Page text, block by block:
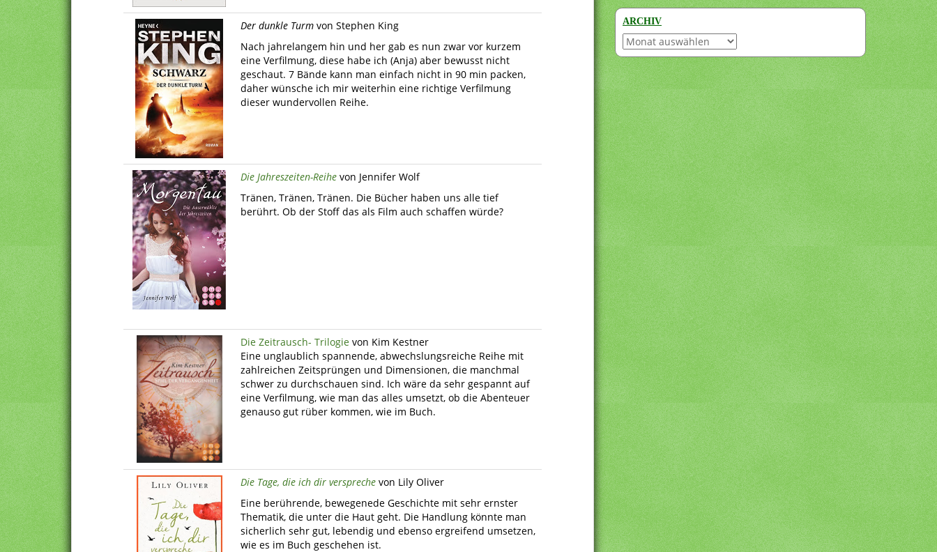
Der dunkle Turm von Stephen King
Nach jahrelangem hin und her gab es nun zwar vor kurzem
eine Verfilmung, diese habe ich (Anja) aber bewusst nicht
geschaut. 7 Bände kann man einfach nicht in 90 min packen,
daher wünsche ich mir weiterhin eine richtige Verfilmung
dieser wundervollen Reihe.
Die Jahreszeiten-Reihe von Jennifer Wolf
Tränen, Tränen, Tränen. Die Bücher haben uns alle tief
berührt. Ob der Stoff das als Film auch schaffen würde?
Die Zeitrausch- Trilogie von Kim Kestner
Eine unglaublich spannende, abwechslungsreiche Reihe mit
zahlreichen Zeitsprüngen und Dimensionen, die manchmal
schwer zu durchschauen sind. Ich wäre da sehr gespannt auf
eine Verfilmung, wie man das alles umsetzt, ob die Abenteuer
genauso gut rüber kommen, wie im Buch.
Die Tage, die ich dir verspreche von Lily Oliver
Eine berührende, bewegenede Geschichte mit sehr ernster
Thematik, die unter die Haut geht. Die Handlung könnte man
sicherlich sehr gut, lebendig und ebenso ergreifend umsetzen,
wie es im Buch geschehen ist.
ARCHIV
Archiv